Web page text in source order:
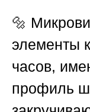
🔩
элементы
часов,
профиль